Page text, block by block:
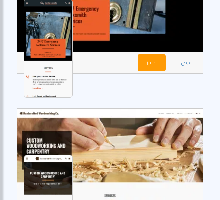
عرض اختيار